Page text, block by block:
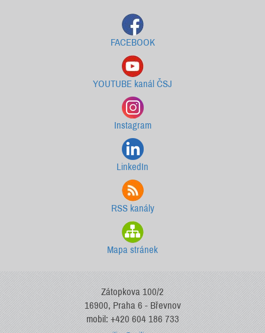
FACEBOOK
YOUTUBE kanál ČSJ
Instagram
LinkedIn
RSS kanály
Mapa stránek
Zátopkova 100/2
16900, Praha 6 - Břevnov
mobil: +420 604 186 733